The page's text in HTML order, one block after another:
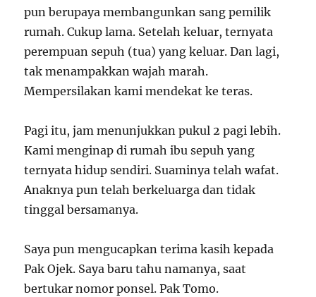
pun berupaya membangunkan sang pemilik
rumah. Cukup lama. Setelah keluar, ternyata
perempuan sepuh (tua) yang keluar. Dan lagi,
tak menampakkan wajah marah.
Mempersilakan kami mendekat ke teras.
Pagi itu, jam menunjukkan pukul 2 pagi lebih.
Kami menginap di rumah ibu sepuh yang
ternyata hidup sendiri. Suaminya telah wafat.
Anaknya pun telah berkeluarga dan tidak
tinggal bersamanya.
Saya pun mengucapkan terima kasih kepada
Pak Ojek. Saya baru tahu namanya, saat
bertukar nomor ponsel. Pak Tomo.